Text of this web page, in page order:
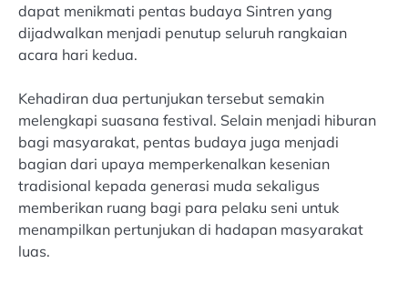
dapat menikmati pentas budaya Sintren yang
dijadwalkan menjadi penutup seluruh rangkaian
acara hari kedua.
Kehadiran dua pertunjukan tersebut semakin
melengkapi suasana festival. Selain menjadi hiburan
bagi masyarakat, pentas budaya juga menjadi
bagian dari upaya memperkenalkan kesenian
tradisional kepada generasi muda sekaligus
memberikan ruang bagi para pelaku seni untuk
menampilkan pertunjukan di hadapan masyarakat
luas.